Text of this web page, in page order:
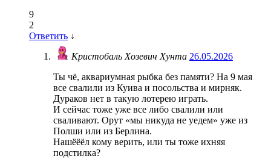
9
2
Ответить ↓
Кристобаль Хозевич Хунта 26.05.2026
Ты чё, аквариумная рыбка без памяти? На 9 мая
все свалили из Куива и посольства и мирняк.
Дураков нет в такую лотерею играть.
И сейчас тоже уже все либо свалили или
сваливают. Орут «мы никуда не уедем» уже из
Полши или из Берлина.
Нашёёёл кому верить, или ты тоже ихняя
подстилка?